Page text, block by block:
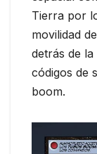
Tierra por
movilidad
detrás de
códigos de
boom.